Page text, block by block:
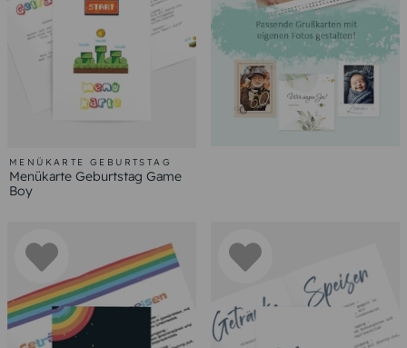
MENÜKARTE GEBURTSTAG
Menükarte Geburtstag Game
Boy